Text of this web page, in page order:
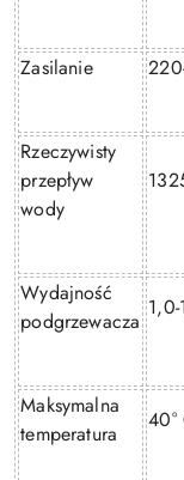
Zasilanie
Rzeczywisty
przepływ
wody
Wydajność
podgrzewacza
Maksymalna
temperatura
40°